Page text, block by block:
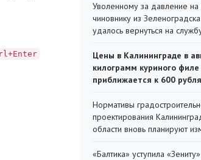
Уволенному за давление на
чиновнику из
удалось вернуться на
Цены в Калининграде в
килограмм куриного филе
приближается к 600
Нормативы
проектирования
области вновь планируют
«Балтика» уступила